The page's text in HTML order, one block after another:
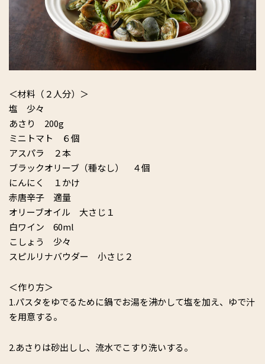
＜材料（２人分）＞
塩 少々
あさり 200g
ミニトマト ６個
アスパラ ２本
ブラックオリーブ（種なし） ４個
にんにく １かけ
赤唐辛子 適量
オリーブオイル 大さじ１
白ワイン 60ml
こしょう 少々
スピルリナバウダー 小さじ２
＜作り方＞
1.パスタをゆでるために鍋でお湯を沸かして塩を加え、ゆで汁
を用意する。
2.あさりは砂出しし、流水でこすり洗いする。